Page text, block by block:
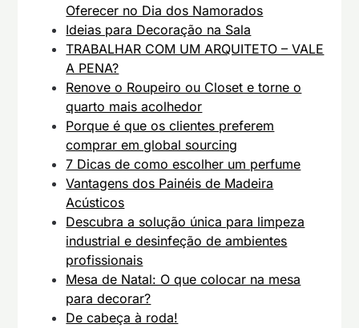
Oferecer no Dia dos Namorados
Ideias para Decoração na Sala
TRABALHAR COM UM ARQUITETO – VALE
A PENA?
Renove o Roupeiro ou Closet e torne o
quarto mais acolhedor
Porque é que os clientes preferem
comprar em global sourcing
7 Dicas de como escolher um perfume
Vantagens dos Painéis de Madeira
Acústicos
Descubra a solução única para limpeza
industrial e desinfeção de ambientes
profissionais
Mesa de Natal: O que colocar na mesa
para decorar?
De cabeça à roda!